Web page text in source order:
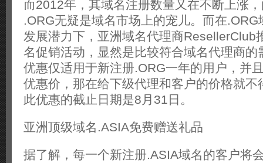
而2012年，其域名注册数量又在不断上涨
.ORG无疑是域名市场上的宠儿。而在
发展潜力下，亚洲域名代理商ResellerClub
名促销活动，显然是比较符合域名代理商的
优惠仅适用于新注册.ORG一年的用户，并
优惠价，那在给下级代理和客户的价格就不
此优惠的截止日期是8月31日。
亚洲顶级域名.ASIA免费赠送礼品
据了解，每一个新注册.ASIA域名的客户将